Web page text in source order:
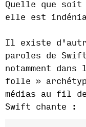
Quelle que
elle est
Il existe
paroles de
notamment
folle »
médias au fil
Swift chante :